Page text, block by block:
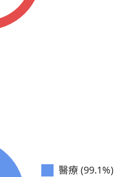
醫療 (99.1%)